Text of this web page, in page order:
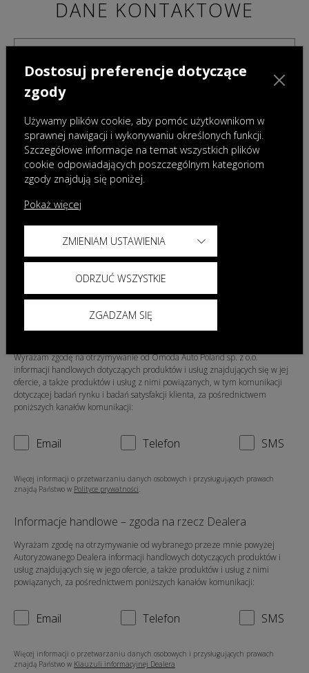
DANE KONTAKTOWE
Administratorami danych osobowych podanych w powyższym formularzu są Omoda
Auto Poland sp. z o.o. z siedzibą w Warszawie oraz wybrany przez Państwa Dealer.
informacji dotyczących przetwarzania danych znajdą Państwo w
Informacje handlowe – zgoda na rzecz Omoda Auto
Poland sp. z o.o.
Wyrażam zgodę na otrzymywanie od Omoda Auto Poland sp. z o.o.
informacji handlowych dotyczących produktów i usług znajdujących się w jej
ofercie, a także produktów i usług z nimi powiązanych, w tym komunikacji
dotyczącej badań rynku i badań satysfakcji klienta, za pośrednictwem
poniższych kanałów komunikacji:
Email Telefon SMS
Więcej informacji o przetwarzaniu danych osobowych i przysługujących prawach
znajdą Państwo w Polityce prywatności.
Informacje handlowe – zgoda na rzecz Dealera
Wyrażam zgodę na otrzymywanie od wybranego przeze mnie powyżej
Autoryzowanego Dealera informacji handlowych dotyczących produktów i
usług znajdujących się w jego ofercie, a także produktów i usług z nimi
powiązanych, za pośrednictwem poniższych kanałów komunikacji:
Email Telefon SMS
Więcej informacji o przetwarzaniu danych osobowych i przysługujących prawach
znajdą Państwo w Klauzuli informacyjnej Dealera
Dostosuj preferencje dotyczące
zgody
Używamy plików cookie, aby pomóc użytkownikom w
sprawnej nawigacji i wykonywaniu określonych funkcji.
Szczegółowe informacje na temat wszystkich plików
cookie odpowiadających poszczególnym kategoriom
zgody znajdują się poniżej.
Pokaż więcej
ZMIENIAM USTAWIENIA
ODRZUĆ WSZYSTKIE
ZGADZAM SIĘ